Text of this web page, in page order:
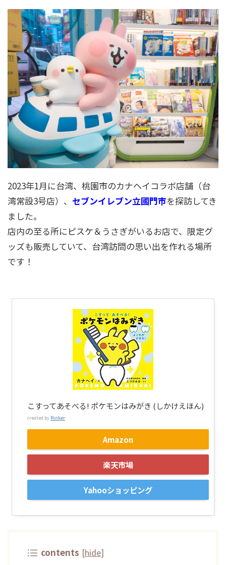
2023年1月に台湾、桃園市のカナヘイコラボ店舗（台
湾常設3号店）、 セブンイレブン立國門市を探訪してき
ました。
店内の至る所にピスケ＆うさぎがいるお店で、限定グ
ッズも販売していて、台湾訪問の思い出を作れる場所
です！
こすってあそべる! ポケモンはみがき (しかけえほん)
created by Rinker
Amazon
楽天市場
Yahooショッピング
contents [hide]